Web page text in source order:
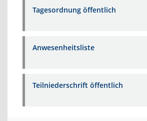
Tagesordnung öffentlich
Anwesenheitsliste
Teilniederschrift öffentlich